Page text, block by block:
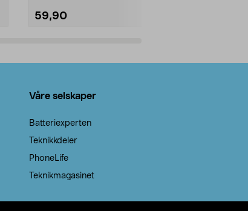
59,90
Våre selskaper
Batteriexperten
Teknikkdeler
PhoneLife
Teknikmagasinet